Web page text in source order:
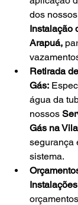
dos nossos
Instalação
Arapuá,
Retirada
Gás:
água da
nossos
Gás na
segurança
sistema.